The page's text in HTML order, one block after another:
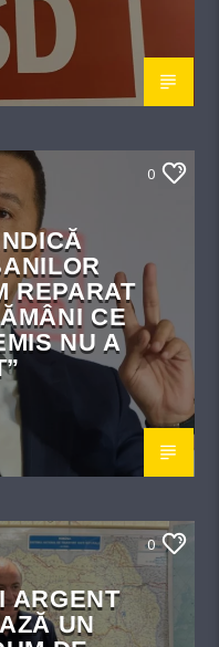
0
REPARAT
CE
NU A
0
ARGENT
UN